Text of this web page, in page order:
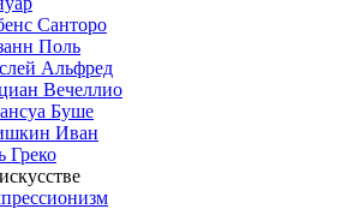
Санторо
Поль
Альфред
Вечеллио
Буше
Иван
Греко